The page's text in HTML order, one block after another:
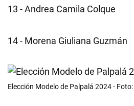
13 - Andrea Camila Colque
14 - Morena Giuliana Guzmán
Elección Modelo de Palpalá 2024 -